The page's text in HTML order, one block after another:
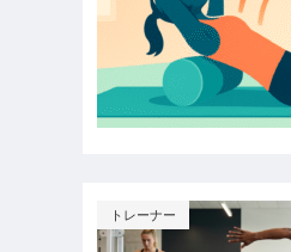
トレーナー